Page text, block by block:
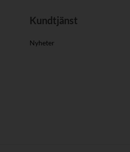
Kundtjänst
Nyheter